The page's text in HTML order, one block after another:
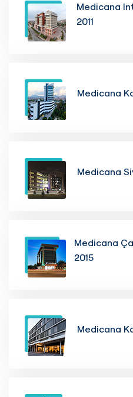
Medicana
2011
Medicana
Medicana
Medicana
2015
Medicana